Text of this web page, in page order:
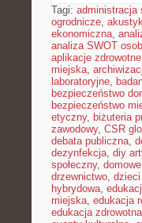
Tagi: administracja
ogrodnicze,
ekonomiczna,
analiza SWOT
aplikacje zdrowotne
miejska,
laboratoryjne,
bezpieczeństwo
bezpieczeństwo
etyczny, biżuteria
zawodowy, CSR
debata publiczna,
dezynfekcja, diy
społeczny,
drzewnictwo,
hybrydowa,
miejska, edukacja
edukacja